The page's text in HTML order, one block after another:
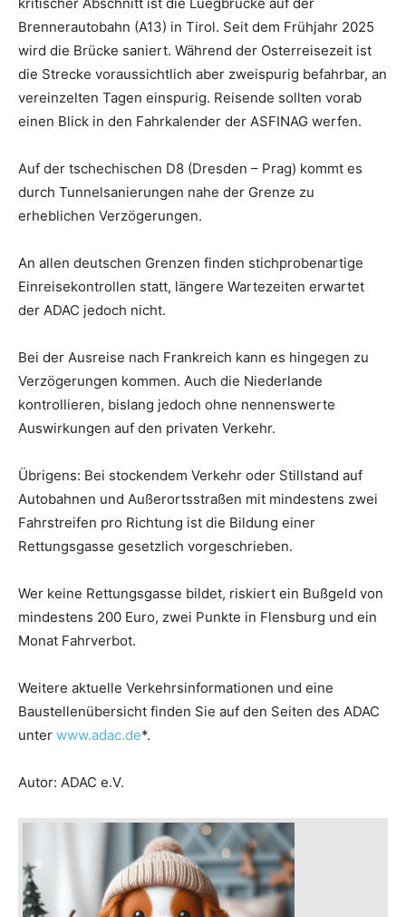
kritischer Abschnitt ist die Luegbrücke auf der
Brennerautobahn (A13) in Tirol. Seit dem Frühjahr 2025
wird die Brücke saniert. Während der Osterreisezeit ist
die Strecke voraussichtlich aber zweispurig befahrbar, an
vereinzelten Tagen einspurig. Reisende sollten vorab
einen Blick in den Fahrkalender der ASFINAG werfen.
Auf der tschechischen D8 (Dresden – Prag) kommt es
durch Tunnelsanierungen nahe der Grenze zu
erheblichen Verzögerungen.
An allen deutschen Grenzen finden stichprobenartige
Einreisekontrollen statt, längere Wartezeiten erwartet
der ADAC jedoch nicht.
Bei der Ausreise nach Frankreich kann es hingegen zu
Verzögerungen kommen. Auch die Niederlande
kontrollieren, bislang jedoch ohne nennenswerte
Auswirkungen auf den privaten Verkehr.
Übrigens: Bei stockendem Verkehr oder Stillstand auf
Autobahnen und Außerortsstraßen mit mindestens zwei
Fahrstreifen pro Richtung ist die Bildung einer
Rettungsgasse gesetzlich vorgeschrieben.
Wer keine Rettungsgasse bildet, riskiert ein Bußgeld von
mindestens 200 Euro, zwei Punkte in Flensburg und ein
Monat Fahrverbot.
Weitere aktuelle Verkehrsinformationen und eine
Baustellenübersicht finden Sie auf den Seiten des ADAC
unter www.adac.de*.
Autor: ADAC e.V.